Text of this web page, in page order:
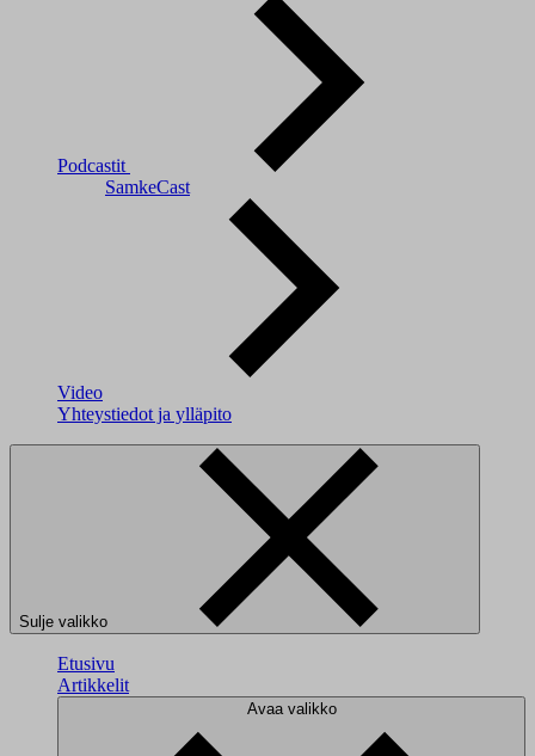
Podcastit
SamkeCast
Video
Yhteystiedot ja ylläpito
Sulje valikko
Etusivu
Artikkelit
Avaa valikko